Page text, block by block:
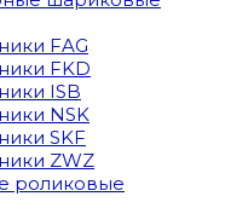
FAG
FKD
ISB
NSK
SKF
ZWZ
роликовые